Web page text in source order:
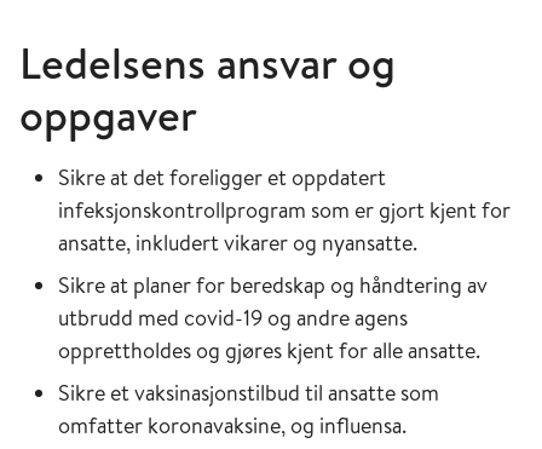
Ledelsens ansvar og
oppgaver
Sikre at det foreligger et oppdatert
infeksjonskontrollprogram som er gjort kjent for
ansatte, inkludert vikarer og nyansatte.
Sikre at planer for beredskap og håndtering av
utbrudd med covid-19 og andre agens
opprettholdes og gjøres kjent for alle ansatte.
Sikre et vaksinasjonstilbud til ansatte som
omfatter koronavaksine, og influensa.